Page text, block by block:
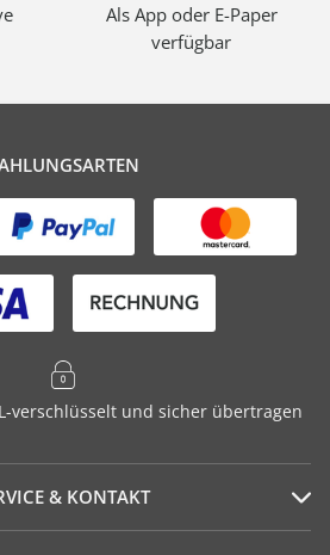
Als App oder E-Paper
verfügbar
verschlüsselt und sicher übertragen
& KONTAKT